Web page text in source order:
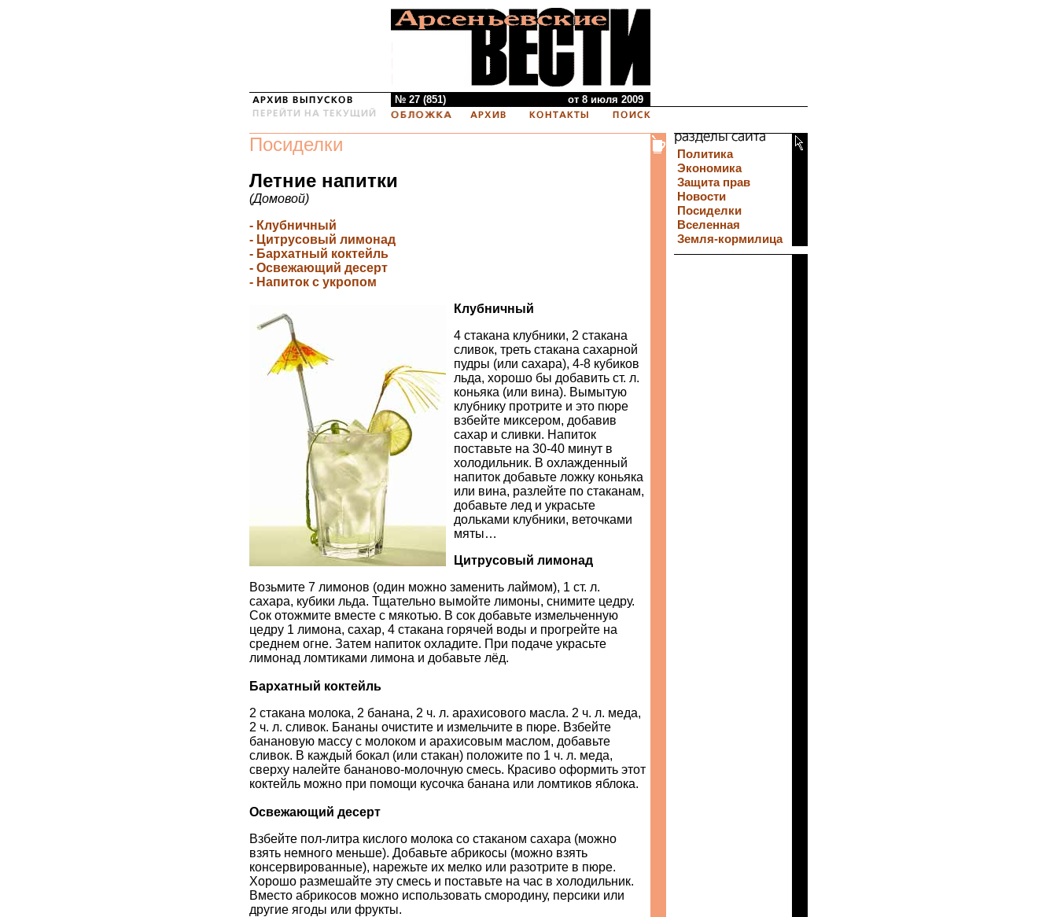
№ 27 (851) от 8 июля 2009
Посиделки
Летние напитки
(Домовой)
- Клубничный
- Цитрусовый лимонад
- Бархатный коктейль
- Освежающий десерт
- Напиток с укропом
Клубничный
4 стакана клубники, 2 стакана
сливок, треть стакана сахарной
пудры (или сахара), 4-8 кубиков
льда, хорошо бы добавить ст. л.
коньяка (или вина). Вымытую
клубнику протрите и это пюре
взбейте миксером, добавив
сахар и сливки. Напиток
поставьте на 30-40 минут в
холодильник. В охлажденный
напиток добавьте ложку коньяка
или вина, разлейте по стаканам,
добавьте лед и украсьте
дольками клубники, веточками
мяты…
Цитрусовый лимонад
Возьмите 7 лимонов (один можно заменить лаймом), 1 ст. л.
сахара, кубики льда. Тщательно вымойте лимоны, снимите цедру.
Сок отожмите вместе с мякотью. В сок добавьте измельченную
цедру 1 лимона, сахар, 4 стакана горячей воды и прогрейте на
среднем огне. Затем напиток охладите. При подаче украсьте
лимонад ломтиками лимона и добавьте лёд.
Бархатный коктейль
2 стакана молока, 2 банана, 2 ч. л. арахисового масла. 2 ч. л. меда,
2 ч. л. сливок. Бананы очистите и измельчите в пюре. Взбейте
банановую массу с молоком и арахисовым маслом, добавьте
сливок. В каждый бокал (или стакан) положите по 1 ч. л. меда,
сверху налейте бананово-молочную смесь. Красиво оформить этот
коктейль можно при помощи кусочка банана или ломтиков яблока.
Освежающий десерт
Взбейте пол-литра кислого молока со стаканом сахара (можно
взять немного меньше). Добавьте абрикосы (можно взять
консервированные), нарежьте их мелко или разотрите в пюре.
Хорошо размешайте эту смесь и поставьте на час в холодильник.
Вместо абрикосов можно использовать смородину, персики или
другие ягоды или фрукты.
Политика
Экономика
Защита прав
Новости
Посиделки
Вселенная
Земля-кормилица